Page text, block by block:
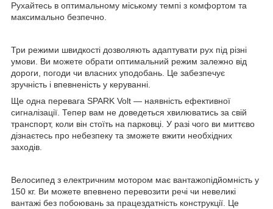
Рухайтесь в оптимальному міському темпі з комфортом та
максимально безпечно.
Три режими швидкості дозволяють адаптувати рух під різні
умови. Ви можете обрати оптимальний режим залежно від
дороги, погоди чи власних уподобань. Це забезпечує
зручність і впевненість у керуванні.
Ще одна перевага SPARK Volt — наявність ефективної
сигналізації. Тепер вам не доведеться хвилюватись за свій
транспорт, коли він стоїть на парковці. У разі чого ви миттєво
дізнаєтесь про небезпеку та зможете вжити необхідних
заходів.
Велосипед з електричним мотором має вантажопідйомність у
150 кг. Ви можете впевнено перевозити речі чи невеликі
вантажі без побоювань за працездатність конструкції. Це